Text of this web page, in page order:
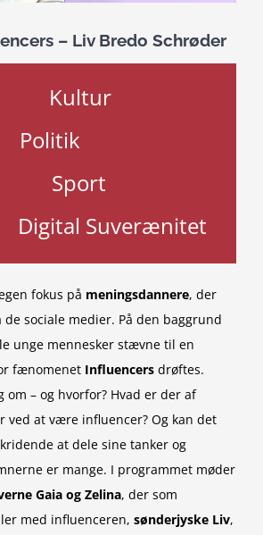
– Liv Bredo Schrøder
Kultur
Politik
Sport
Digital Suverænitet
fokus på meningsdannere, der
sociale medier. På den baggrund
unge mennesker stævne til en
fænomenet Influencers drøftes.
om – og hvorfor? Hvad er der af
ved at være influencer? Og kan det
at dele sine tanker og
er mange. I programmet møder
Gaia og Zelina, der som
med influenceren, sønderjyske Liv,